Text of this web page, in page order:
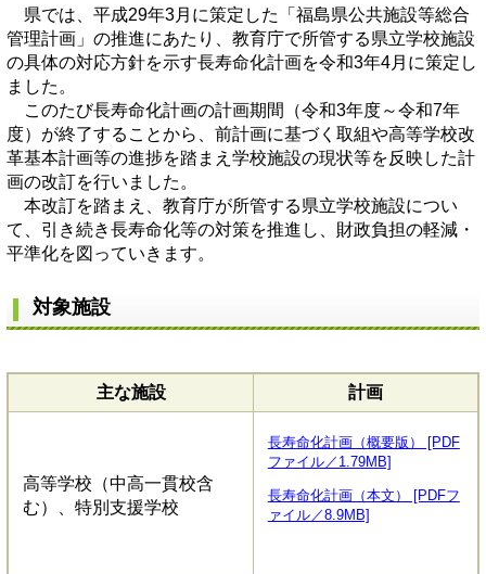
県では、平成29年3月に策定した「福島県公共施設等総合
管理計画」の推進にあたり、教育庁で所管する県立学校施設
の具体の対応方針を示す長寿命化計画を令和3年4月に策定し
ました。
このたび長寿命化計画の計画期間（令和3年度～令和7年
度）が終了することから、前計画に基づく取組や高等学校改
革基本計画等の進捗を踏まえ学校施設の現状等を反映した計
画の改訂を行いました。
本改訂を踏まえ、教育庁が所管する県立学校施設につい
て、引き続き長寿命化等の対策を推進し、財政負担の軽減・
平準化を図っていきます。
対象施設
主な施設 計画
高等学校（中高一貫校含
む）、特別支援学校
長寿命化計画（概要版） [PDF
ファイル／1.79MB]
長寿命化計画（本文） [PDFフ
ァイル／8.9MB]